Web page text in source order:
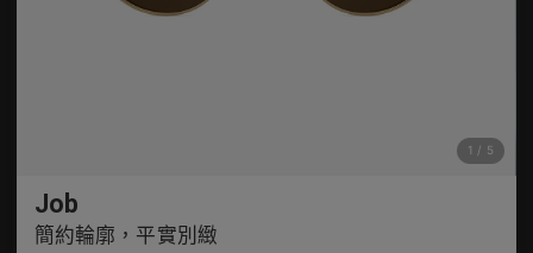
Job
簡約輪廓，平實別緻